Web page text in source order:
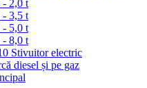
2,0 t
3,5 t
5,0 t
8,0 t
Stivuitor electric
diesel și pe gaz